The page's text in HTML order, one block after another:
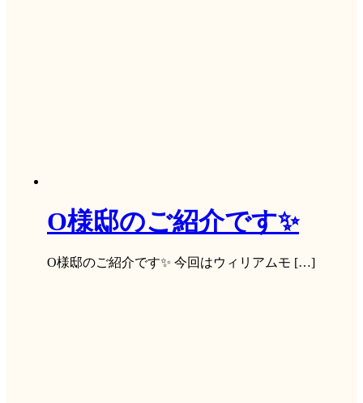
O様邸のご紹介です✨
O様邸のご紹介です✨ 今回はウィリアムモ […]